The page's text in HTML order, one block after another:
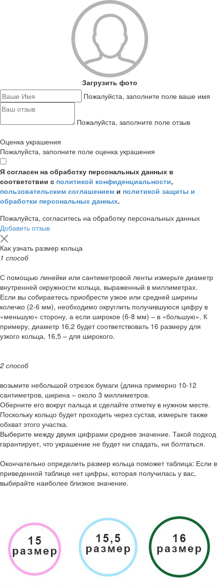
Загрузить фото
Пожалуйста, заполните поле ваше имя
Пожалуйста, заполните поле отзыв
Оценка украшения
Пожалуйста, заполните поле оценка украшения
Я согласен на обработку персональных данных в
соответствии с политикой конфиденциальности,
пользовательским соглашением и политикой защиты и
обработки персональных данных.
Пожалуйста, согласитесь на обработку персональных данных
Добавить отзыв
Как узнать размер кольца
1 способ
С помощью линейки или сантиметровой ленты измерьте диаметр
внутренней окружности кольца, выраженный в миллиметрах.
Если вы собираетесь приобрести узкое или средней ширины
колечко (2-6 мм), необходимо округлить получившуюся цифру в
«меньшую» сторону, а если широкое (6-8 мм) – в «большую». К
примеру, диаметр 16,2 будет соответствовать 16 размеру для
узкого кольца, 16,5 – для широкого.
2 способ
возьмите небольшой отрезок бумаги (длина примерно 10-12
сантиметров, ширина – около 3 миллиметров.
Оберните его вокруг пальца и сделайте отметку в нужном месте.
Поскольку кольцо будет проходить через сустав, измерьте также
обхват этого участка.
Выберите между двумя цифрами среднее значение. Такой подход
гарантирует, что украшение не будет ни спадать, ни болтаться.
Окончательно определить размер кольца поможет таблица: Если в
приведенной таблице нет цифры, которая получилась у вас,
выбирайте наиболее близкое значение.